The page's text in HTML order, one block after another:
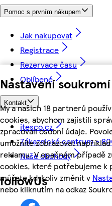
Nastavení
My a našich 18 partnerů
cookies, abychom zajistili
zpracovali osobní údaje.
umožníte zobrazovat
reklamu. V opačném případě
cookies, které potřebujeme k
můžete kdykoliv změnit v
nebo kliknutím na odkaz
Pomoc s prvním nákupem
Jak nakupovat
Registrace
Rezervace času
Oblíbené
Kontakt
itesco.cz
Zákaznické centrum -
Naše obchody
followUs